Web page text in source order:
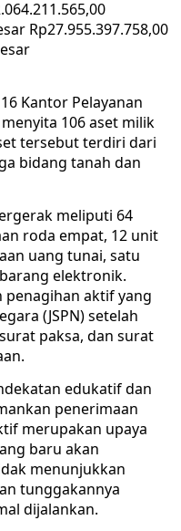
Rp27.955.397.758,00
Kantor Pelayanan
106 aset milik
tersebut terdiri dari
bidang tanah dan
meliputi 64
roda empat, 12 unit
uang tunai, satu
elektronik.
penagihan aktif yang
(JSPN) setelah
paksa, dan surat
edukatif dan
penerimaan
merupakan upaya
baru akan
menunjukkan
tunggakannya
dijalankan.